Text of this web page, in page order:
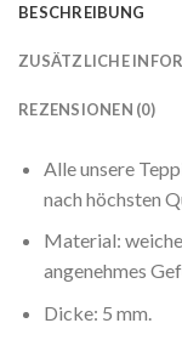
BESCHREIBUNG
ZUSÄTZLICHE
REZENSIONEN (0)
Alle unsere
nach höchsten
Material:
angenehmes
Dicke: 5 mm.